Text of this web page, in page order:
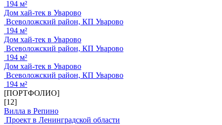
194 м²
Дом хай-тек в Уварово
Всеволожский район, КП Уварово
194 м²
Дом хай-тек в Уварово
Всеволожский район, КП Уварово
194 м²
Дом хай-тек в Уварово
Всеволожский район, КП Уварово
194 м²
[ПОРТФОЛИО]
[12]
Вилла в Репино
Проект в Ленинградской области